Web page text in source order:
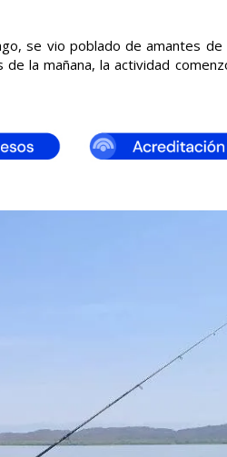
se vio poblado de amantes
la mañana, la actividad